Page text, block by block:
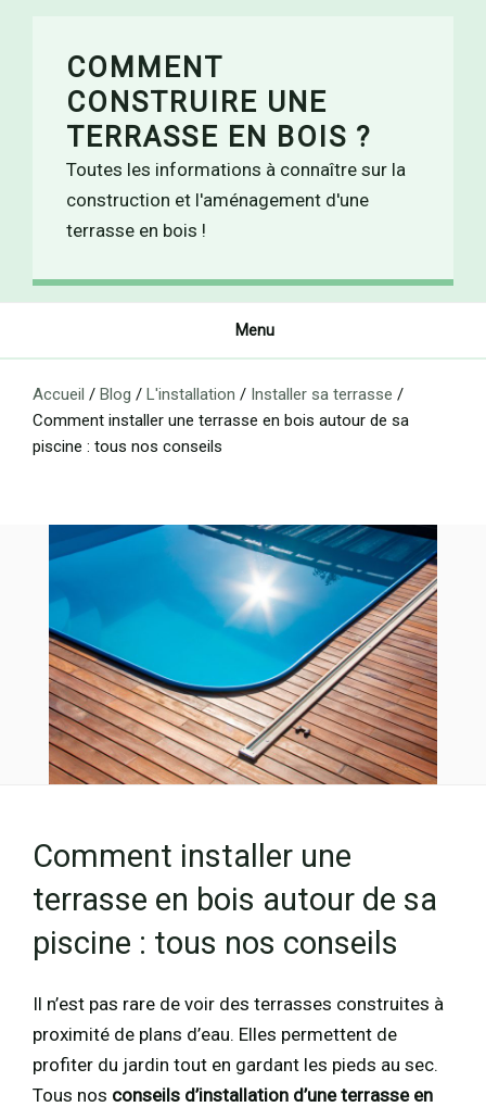
COMMENT
CONSTRUIRE UNE
TERRASSE EN BOIS ?
Toutes les informations à connaître sur la
construction et l'aménagement d'une
terrasse en bois !
Menu
Accueil / Blog / L'installation / Installer sa terrasse /
Comment installer une terrasse en bois autour de sa
piscine : tous nos conseils
Comment installer une
terrasse en bois autour de sa
piscine : tous nos conseils
Il n’est pas rare de voir des terrasses construites à
proximité de plans d’eau. Elles permettent de
profiter du jardin tout en gardant les pieds au sec.
Tous nos conseils d’installation d’une terrasse en